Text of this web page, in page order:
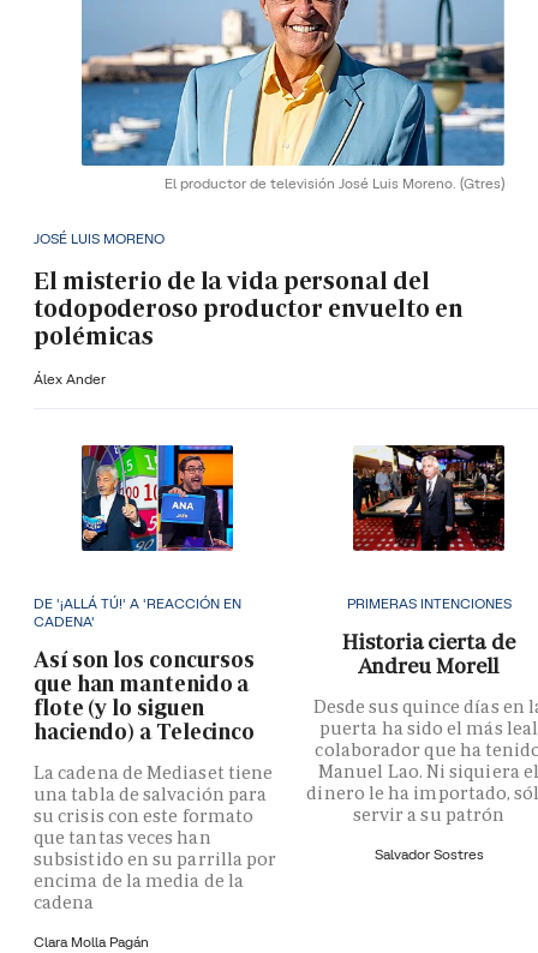
El productor de televisión José Luis Moreno. (Gtres)
JOSÉ LUIS MORENO
El misterio de la vida personal del
todopoderoso productor envuelto en
polémicas
Álex Ander
DE '¡ALLÁ TÚ!' A 'REACCIÓN EN
CADENA'
Así son los concursos
que han mantenido a
flote (y lo siguen
haciendo) a Telecinco
La cadena de Mediaset tiene
una tabla de salvación para
su crisis con este formato
que tantas veces han
subsistido en su parrilla por
encima de la media de la
cadena
Clara Molla Pagán
PRIMERAS INTENCIONES
Historia cierta de
Andreu Morell
Desde sus quince días en
puerta ha sido el más leal
colaborador que ha
Manuel Lao. Ni siquiera
dinero le ha importado,
servir a su patrón
Salvador Sostres